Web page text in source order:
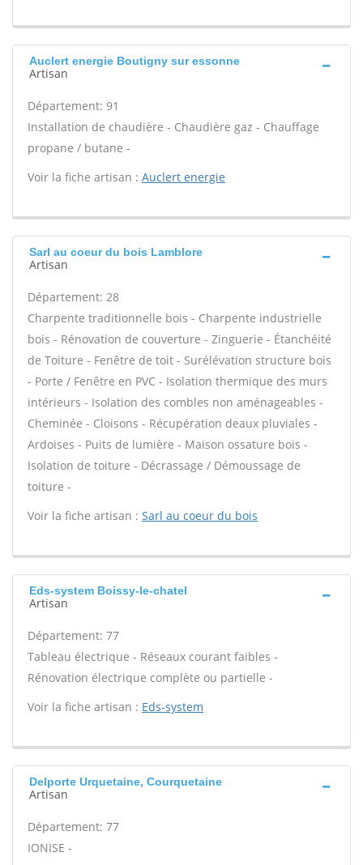
Auclert energie Boutigny sur essonne
Artisan
Département: 91
Installation de chaudière - Chaudière gaz - Chauffage
propane / butane -
Voir la fiche artisan : Auclert energie
Sarl au coeur du bois Lamblore
Artisan
Département: 28
Charpente traditionnelle bois - Charpente industrielle
bois - Rénovation de couverture - Zinguerie - Étanchéité
de Toiture - Fenêtre de toit - Surélévation structure bois
- Porte / Fenêtre en PVC - Isolation thermique des murs
intérieurs - Isolation des combles non aménageables -
Cheminée - Cloisons - Récupération deaux pluviales -
Ardoises - Puits de lumière - Maison ossature bois -
Isolation de toiture - Décrassage / Démoussage de
toiture -
Voir la fiche artisan : Sarl au coeur du bois
Eds-system Boissy-le-chatel
Artisan
Département: 77
Tableau électrique - Réseaux courant faibles -
Rénovation électrique complète ou partielle -
Voir la fiche artisan : Eds-system
Delporte Urquetaine, Courquetaine
Artisan
Département: 77
IONISE -